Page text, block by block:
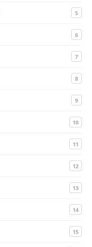
5
6
7
8
9
10
11
12
13
14
15